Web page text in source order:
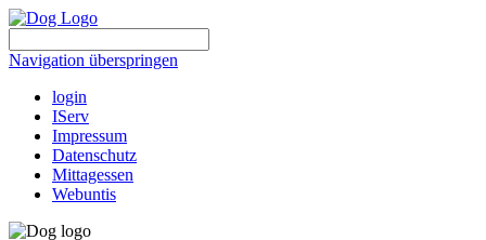
Navigation überspringen
login
IServ
Impressum
Datenschutz
Mittagessen
Webuntis